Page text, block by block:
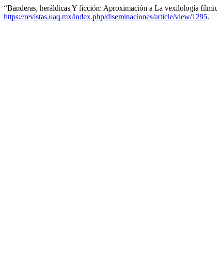
“Banderas, heráldicas Y ficción: Aproximación a La vexilología
https://revistas.uaq.mx/index.php/diseminaciones/article/view/1295.